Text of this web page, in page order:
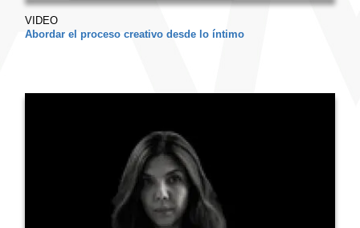
VIDEO
Abordar el proceso creativo desde lo íntimo